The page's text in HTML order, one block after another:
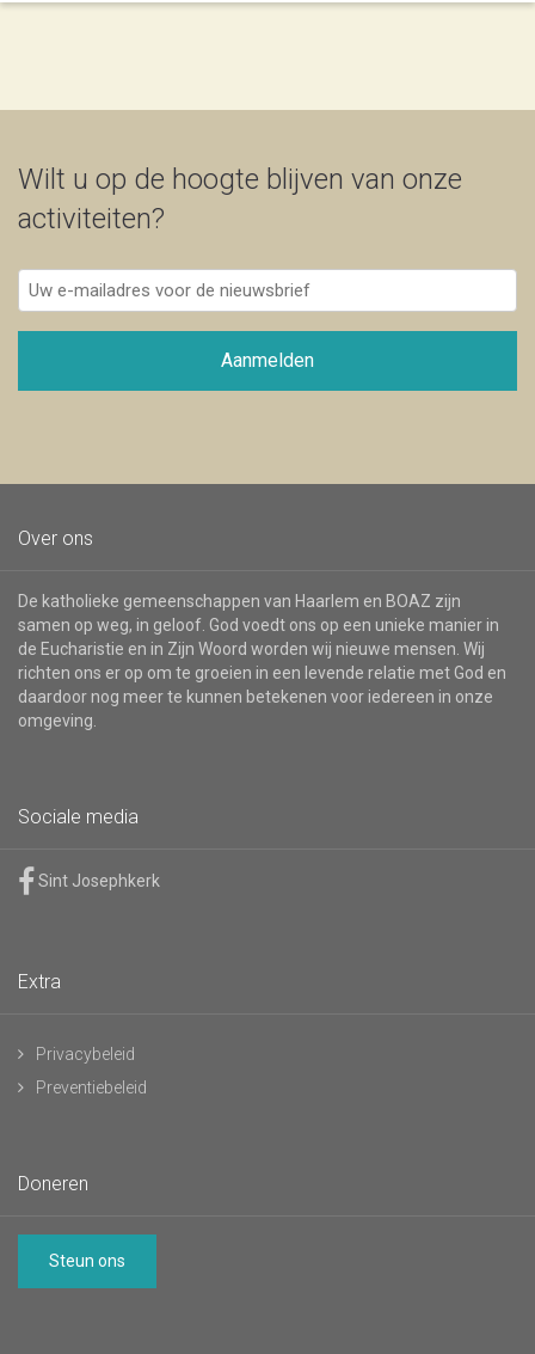
Wilt u op de hoogte blijven van onze
activiteiten?
Uw
e-
mailadres
de
Aanmelden
Over ons
De katholieke gemeenschappen van Haarlem en BOAZ zijn
samen op weg, in geloof. God voedt ons op een unieke manier in
de Eucharistie en in Zijn Woord worden wij nieuwe mensen. Wij
richten ons er op om te groeien in een levende relatie met God en
daardoor nog meer te kunnen betekenen voor iedereen in onze
omgeving.
Sociale media
Sint Josephkerk
Extra
Privacybeleid
Preventiebeleid
Doneren
Steun ons